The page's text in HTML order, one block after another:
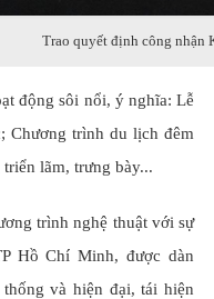
Trao quyết định công nhận
động sôi nổi, ý nghĩa: Lễ
Chương trình du lịch đêm
triển lãm, trưng bày...
trình nghệ thuật với sự
Hồ Chí Minh, được dàn
và hiện đại, tái hiện